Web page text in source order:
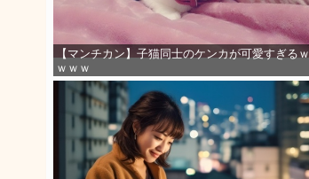
【マンチカン】子猫同士のケンカが可愛すぎるｗ
ｗｗｗ